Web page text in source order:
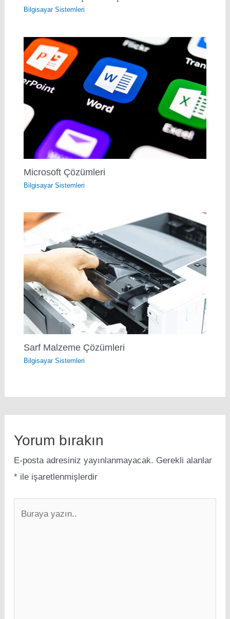
Bilgisayar Sistemleri
Microsoft Çözümleri
Bilgisayar Sistemleri
Sarf Malzeme Çözümleri
Bilgisayar Sistemleri
Yorum bırakın
E-posta adresiniz yayınlanmayacak. Gerekli alanlar
*ile işaretlenmişlerdir